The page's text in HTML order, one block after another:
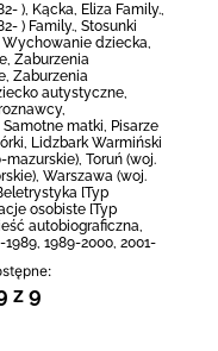
), Kącka, Eliza Family.,
) Family., Stosunki
dziecka,
Zaburzenia
Zaburzenia
autystyczne,
matki, Pisarze
Lidzbark Warmiński
Toruń (woj.
Warszawa (woj.
[Typ
osobiste [Typ
autobiograficzna,
1989, 1989-2000, 2001-
z 9